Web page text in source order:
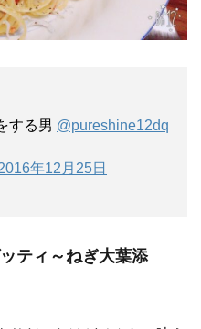
する男 @pureshine12dq
年12月25日
ティ～ねぎ大葉添